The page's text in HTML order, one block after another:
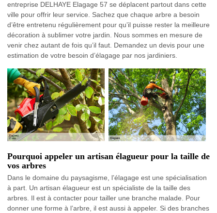
entreprise DELHAYE Elagage 57 se déplacent partout dans cette
ville pour offrir leur service. Sachez que chaque arbre a besoin
d’être entretenu régulièrement pour qu’il puisse rester la meilleure
décoration à sublimer votre jardin. Nous sommes en mesure de
venir chez autant de fois qu’il faut. Demandez un devis pour une
estimation de votre besoin d’élagage par nos jardiniers.
Pourquoi appeler un artisan élagueur pour la taille de
vos arbres
Dans le domaine du paysagisme, l’élagage est une spécialisation
à part. Un artisan élagueur est un spécialiste de la taille des
arbres. Il est à contacter pour tailler une branche malade. Pour
donner une forme à l’arbre, il est aussi à appeler. Si des branches